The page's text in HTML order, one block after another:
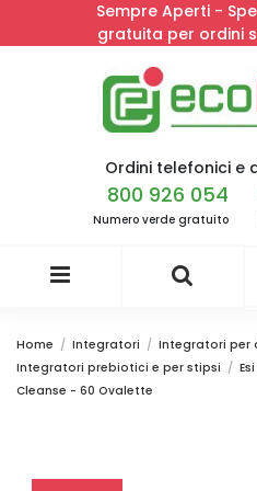
Sempre Aperti -
gratuita per ordini
Ordini telefonici e
800 926 054
Numero verde gratuito
Home Integratori
Integratori per
Integratori prebiotici e per stipsi
Cleanse - 60 Ovalette